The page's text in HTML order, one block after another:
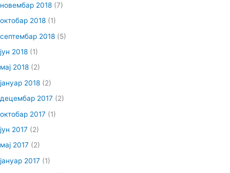
новембар 2018 (7)
октобар 2018 (1)
септембар 2018 (5)
јун 2018 (1)
мај 2018 (2)
јануар 2018 (2)
децембар 2017 (2)
октобар 2017 (1)
јун 2017 (2)
мај 2017 (2)
јануар 2017 (1)